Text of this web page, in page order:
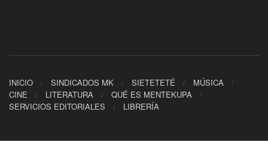
INICIO SINDICADOS MK SIETETETÉ
MÚSICA
CINE
LITERATURA
QUÉ ES MENTEKUPA
SERVICIOS EDITORIALES
LIBRERÍA